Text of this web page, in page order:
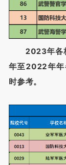
2023年各
年至2022年年
时参考。